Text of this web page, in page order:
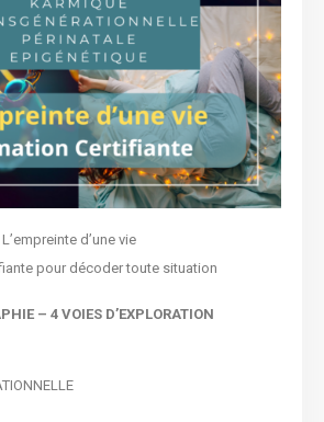
d’une vie
pour décoder toute situation
– 4 VOIES D’EXPLORATION